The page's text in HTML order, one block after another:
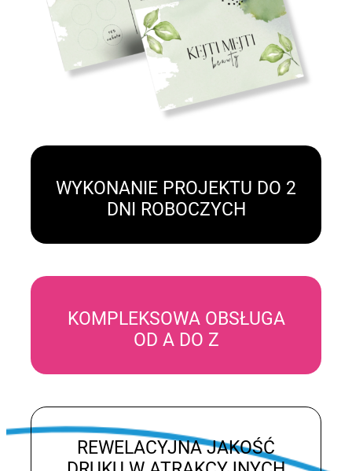
WYKONANIE PROJEKTU DO 2
DNI ROBOCZYCH
KOMPLEKSOWA OBSŁUGA
OD A DO Z
REWELACYJNA JAKOŚĆ